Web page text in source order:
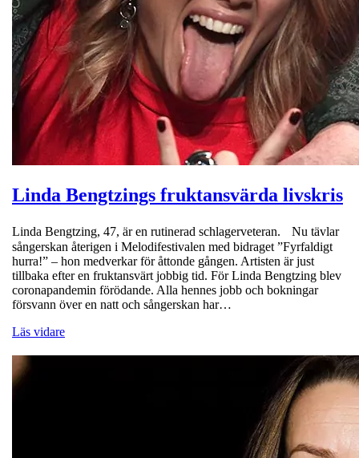
Linda Bengtzings fruktansvärda livskris
Linda Bengtzing, 47, är en rutinerad schlagerveteran. Nu tävlar
sångerskan återigen i Melodifestivalen med bidraget ”Fyrfaldigt
hurra!” – hon medverkar för åttonde gången. Artisten är just
tillbaka efter en fruktansvärt jobbig tid. För Linda Bengtzing blev
coronapandemin förödande. Alla hennes jobb och bokningar
försvann över en natt och sångerskan har…
Läs vidare